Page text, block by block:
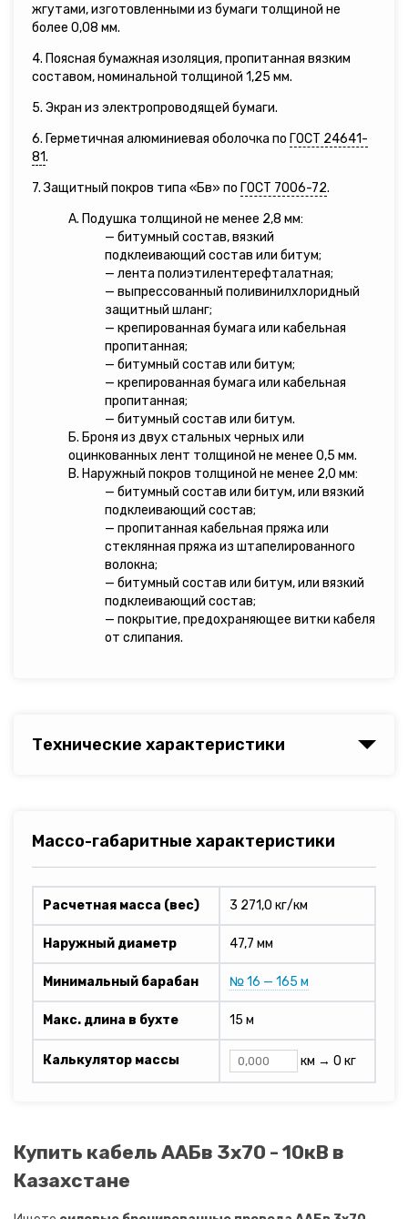
жгутами, изготовленными из бумаги толщиной не
более 0,08 мм.
4. Поясная бумажная изоляция, пропитанная вязким
составом, номинальной толщиной 1,25 мм.
5. Экран из электропроводящей бумаги.
6. Герметичная алюминиевая оболочка по ГОСТ 24641-
81.
7. Защитный покров типа «Бв» по ГОСТ 7006-72.
А. Подушка толщиной не менее 2,8 мм:
— битумный состав, вязкий
подклеивающий состав или битум;
— лента полиэтилентерефталатная;
— выпрессованный поливинилхлоридный
защитный шланг;
— крепированная бумага или кабельная
пропитанная;
— битумный состав или битум;
— крепированная бумага или кабельная
пропитанная;
— битумный состав или битум.
Б. Броня из двух стальных черных или
оцинкованных лент толщиной не менее 0,5 мм.
В. Наружный покров толщиной не менее 2,0 мм:
— битумный состав или битум, или вязкий
подклеивающий состав;
— пропитанная кабельная пряжа или
стеклянная пряжа из штапелированного
волокна;
— битумный состав или битум, или вязкий
подклеивающий состав;
— покрытие, предохраняющее витки кабеля
от слипания.
Технические характеристики
Массо-габаритные характеристики
Расчетная масса (вес) 3 271,0 кг/км
Наружный диаметр 47,7 мм
Минимальный барабан № 16 — 165 м
Макс. длина в бухте 15 м
Калькулятор массы км → 0 кг
Купить кабель ААБв 3х70 - 10кВ в
Казахстане